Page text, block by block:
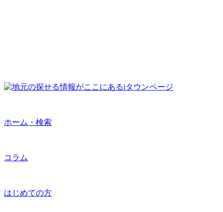
ホーム・検索
コラム
はじめての方